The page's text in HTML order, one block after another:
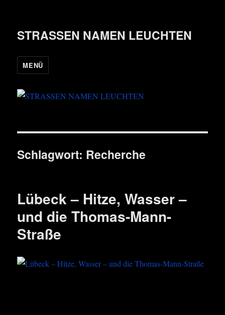
STRASSEN NAMEN LEUCHTEN
MENÜ
Schlagwort: Recherche
Lübeck – Hitze, Wasser –
und die Thomas-Mann-
Straße